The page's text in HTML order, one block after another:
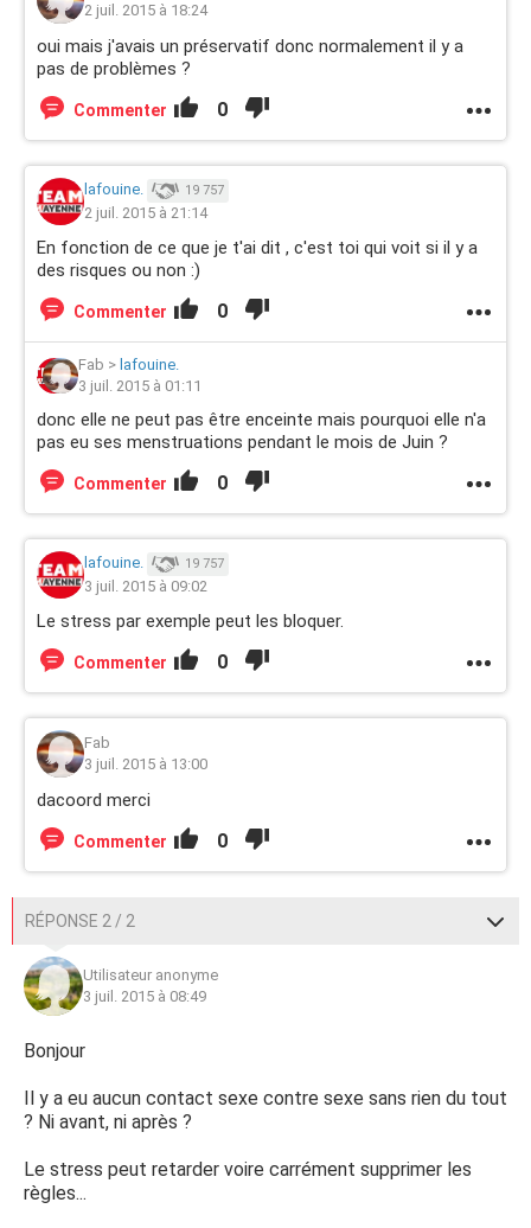
2 juil. 2015 à 18:24
oui mais j'avais un préservatif donc normalement il y a
pas de problèmes ?
Commenter 0
lafouine. 19 757
2 juil. 2015 à 21:14
En fonction de ce que je t'ai dit , c'est toi qui voit si il y a
des risques ou non :)
Commenter 0
Fab > lafouine.
3 juil. 2015 à 01:11
donc elle ne peut pas être enceinte mais pourquoi elle n'a
pas eu ses menstruations pendant le mois de Juin ?
Commenter 0
lafouine. 19 757
3 juil. 2015 à 09:02
Le stress par exemple peut les bloquer.
Commenter 0
Fab
3 juil. 2015 à 13:00
dacoord merci
Commenter 0
RÉPONSE 2 / 2
Utilisateur anonyme
3 juil. 2015 à 08:49
Bonjour
Il y a eu aucun contact sexe contre sexe sans rien du tout
? Ni avant, ni après ?
Le stress peut retarder voire carrément supprimer les
règles...